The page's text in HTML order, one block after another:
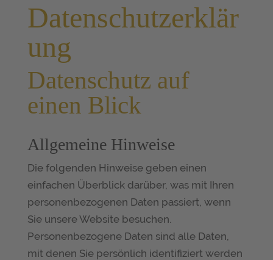
Datenschutzerklär
ung
Datenschutz auf
einen Blick
Allgemeine Hinweise
Die folgenden Hinweise geben einen
einfachen Überblick darüber, was mit Ihren
personenbezogenen Daten passiert, wenn
Sie unsere Website besuchen.
Personenbezogene Daten sind alle Daten,
mit denen Sie persönlich identifiziert werden